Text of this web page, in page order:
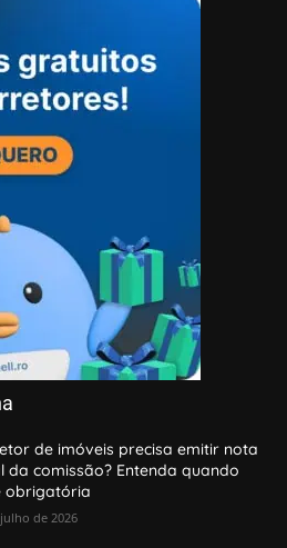
de imóveis precisa emitir nota
da comissão? Entenda quando
obrigatória
de 2026